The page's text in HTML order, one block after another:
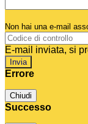
Non hai una e-mail
E-mail inviata, si
Errore
Chiudi
Successo